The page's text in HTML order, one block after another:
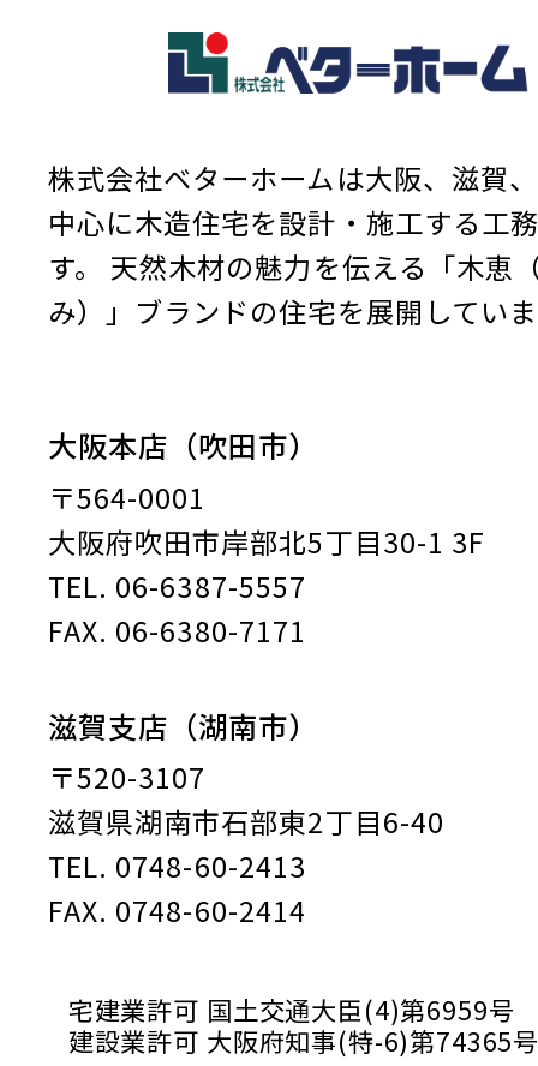
株式会社ベターホームは大阪、滋賀
中心に木造住宅を設計・施工する工
す。
天然木材の魅力を伝える「木恵
み）」ブランドの住宅を展開してい
大阪本店（吹田市）
〒564-0001
大阪府吹田市岸部北5丁目30-1 3F
TEL. 06-6387-5557
FAX. 06-6380-7171
滋賀支店（湖南市）
〒520-3107
滋賀県湖南市石部東2丁目6-40
TEL. 0748-60-2413
FAX. 0748-60-2414
宅建業許可 国土交通大臣(4)第6959号
建設業許可 大阪府知事(特-6)第74365